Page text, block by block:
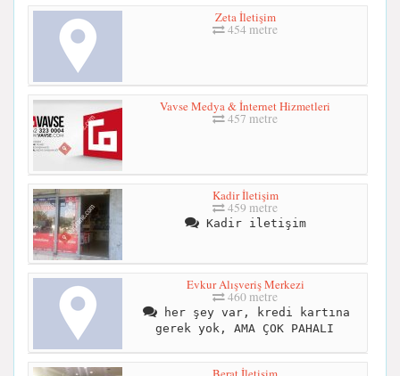
Zeta İletişim
454 metre
Vavse Medya & İnternet Hizmetleri
457 metre
Kadir İletişim
459 metre
Kadir iletişim
Evkur Alışveriş Merkezi
460 metre
her şey var, kredi kartına
gerek yok, AMA ÇOK PAHALI